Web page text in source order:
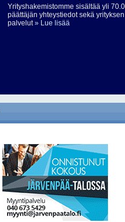
Yrityshakemistomme sisältää yli
päättäjän yhteystiedot sekä
palvelut» Lue lisää